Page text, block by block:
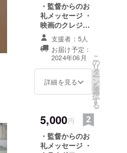
・監督からのお
礼メッセージ ・
映画のクレジッ
トロールにクレ
ジット記載 ※ク
レジットご希望
の方は備考欄に
記載名をご記入
ください。 ク
ない」とご記入
ください。
支援者：5人
お届け予定：
2024年06月
詳細を見る
こ
の
リ
タ
ー
ン
を
選
択
す
る
5,000円
・監督からのお
礼メッセージ ・